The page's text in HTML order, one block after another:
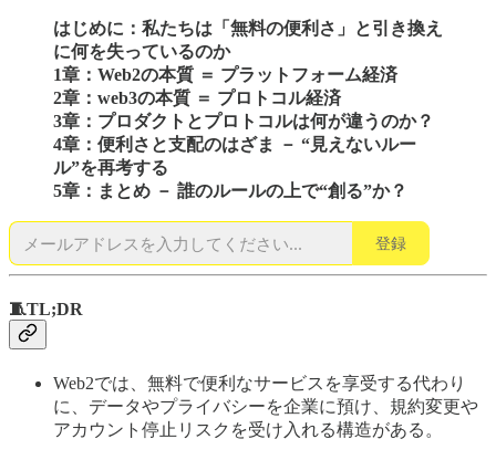
はじめに：私たちは「無料の便利さ」と引き換え
に何を失っているのか
1章：Web2の本質 ＝ プラットフォーム経済
2章：web3の本質 ＝ プロトコル経済
3章：プロダクトとプロトコルは何が違うのか？
4章：便利さと支配のはざま － “見えないルー
ル”を再考する
5章：まとめ － 誰のルールの上で“創る”か？
登録
🧵TL;DR
Web2では、無料で便利なサービスを享受する代わり
に、データやプライバシーを企業に預け、規約変更や
アカウント停止リスクを受け入れる構造がある。